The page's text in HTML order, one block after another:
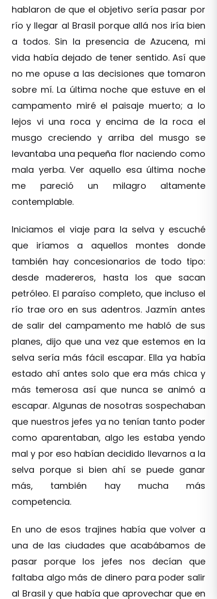
hablaron de que el objetivo sería pasar por
río y llegar al Brasil porque allá nos iría bien
a todos. Sin la presencia de Azucena, mi
vida había dejado de tener sentido. Así que
no me opuse a las decisiones que tomaron
sobre mí. La última noche que estuve en el
campamento miré el paisaje muerto; a lo
lejos vi una roca y encima de la roca el
musgo creciendo y arriba del musgo se
levantaba una pequeña flor naciendo como
mala yerba. Ver aquello esa última noche
me pareció un milagro altamente
contemplable.
Iniciamos el viaje para la selva y escuché
que iríamos a aquellos montes donde
también hay concesionarios de todo tipo:
desde madereros, hasta los que sacan
petróleo. El paraíso completo, que incluso el
río trae oro en sus adentros. Jazmín antes
de salir del campamento me habló de sus
planes, dijo que una vez que estemos en la
selva sería más fácil escapar. Ella ya había
estado ahí antes solo que era más chica y
más temerosa así que nunca se animó a
escapar. Algunas de nosotras sospechaban
que nuestros jefes ya no tenían tanto poder
como aparentaban, algo les estaba yendo
mal y por eso habían decidido llevarnos a la
selva porque si bien ahí se puede ganar
más, también hay mucha más
competencia.
En uno de esos trajines había que volver a
una de las ciudades que acabábamos de
pasar porque los jefes nos decían que
faltaba algo más de dinero para poder salir
al Brasil y que había que aprovechar que en